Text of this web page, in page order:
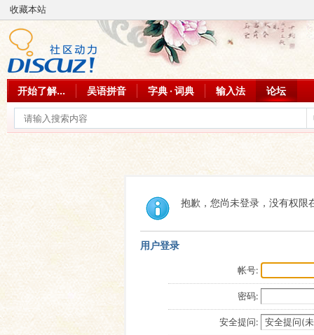
收藏本站
开始了解... 吴语拼音 字典 · 词典 输入法 论坛
抱歉，您尚未登录，没有权限
用户登录
帐号:
密码:
安全提问: